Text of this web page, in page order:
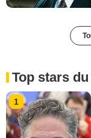
Top stars
1